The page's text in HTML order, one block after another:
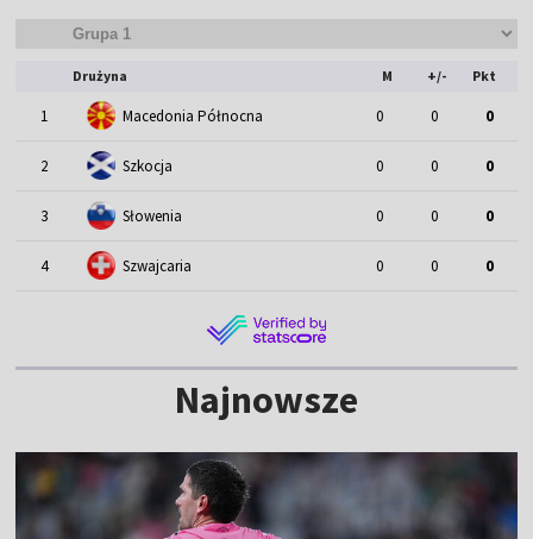
Drużyna M +/- Pkt
1 Macedonia Północna 0 0 0
2 Szkocja 0 0 0
3 Słowenia 0 0 0
4 Szwajcaria 0 0 0
Najnowsze